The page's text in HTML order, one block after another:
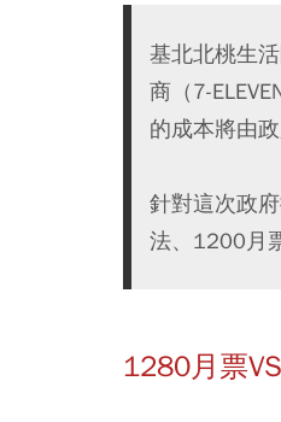
基北北桃生
商（7-
的成本將由政
針對這次政
法、1200月
1280月票